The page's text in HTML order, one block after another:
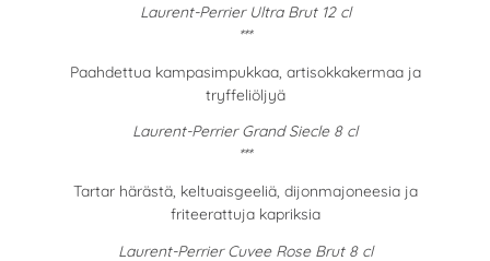
Laurent-Perrier Ultra Brut 12 cl
***
Paahdettua kampasimpukkaa, artisokkakermaa ja
tryffeliöljyä
Laurent-Perrier Grand Siecle 8 cl
***
Tartar härästä, keltuaisgeeliä, dijonmajoneesia ja
friteerattuja kapriksia
Laurent-Perrier Cuvee Rose Brut 8 cl